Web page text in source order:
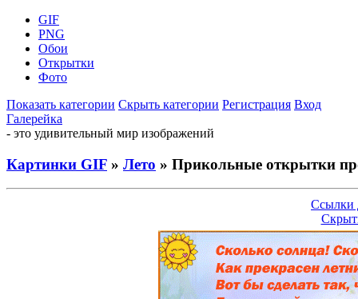
GIF
PNG
Обои
Открытки
Фото
Показать категории Скрыть категории Регистрация Вход
Галерейка
- это удивительный мир изображений
Картинки GIF » Лето » Прикольные открытки
Ссылки